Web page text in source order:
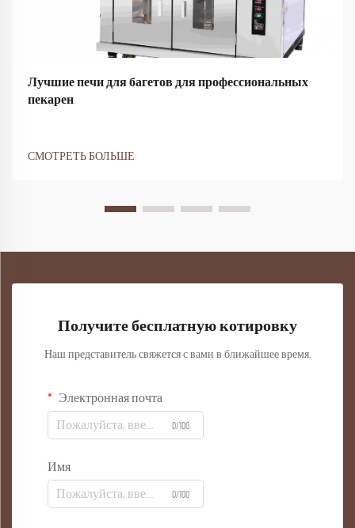
Лучшие печи для багетов для профессиональных
пекарен
СМОТРЕТЬ БОЛЬШЕ
Получите бесплатную котировку
Наш представитель свяжется с вами в ближайшее время.
Электронная почта
0/100
Имя
0/100